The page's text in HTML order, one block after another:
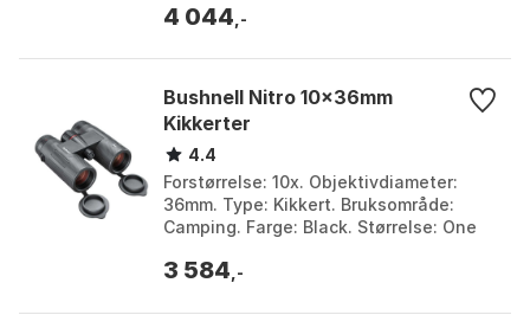
Størrelse: One Size.
4 044 ,-
Bushnell Nitro 10x36mm
Kikkerter
4.4
Forstørrelse: 10x. Objektivdiameter:
36mm. Type: Kikkert. Bruksområde:
Camping. Farge: Black. Størrelse: One
3 584 ,-